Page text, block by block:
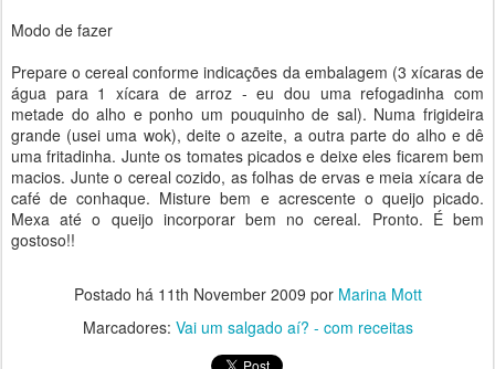
Modo de fazer
Prepare o cereal conforme indicações da embalagem (3 xícaras de
água para 1 xícara de arroz - eu dou uma refogadinha com
metade do alho e ponho um pouquinho de sal). Numa frigideira
grande (usei uma wok), deite o azeite, a outra parte do alho e dê
uma fritadinha. Junte os tomates picados e deixe eles ficarem bem
macios. Junte o cereal cozido, as folhas de ervas e meia xícara de
café de conhaque. Misture bem e acrescente o queijo picado.
Mexa até o queijo incorporar bem no cereal. Pronto. É bem
gostoso!!
Postado há 11th November 2009 por Marina Mott
Marcadores: Vai um salgado aí? - com receitas